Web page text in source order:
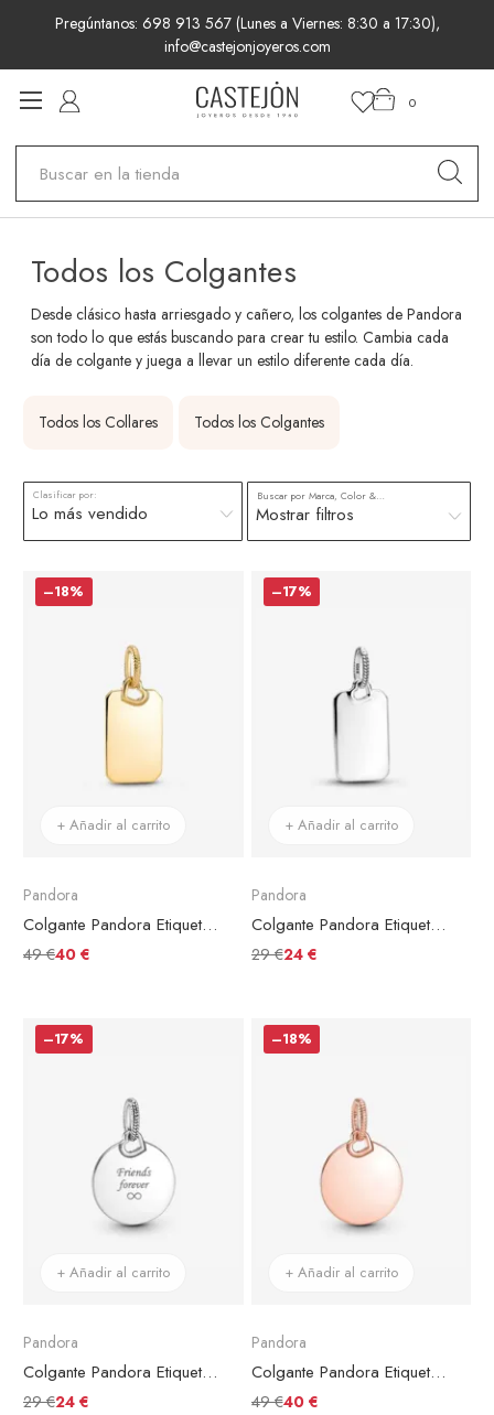
Pregúntanos: 698 913 567 (Lunes a Viernes: 8:30 a 17:30),
info@castejonjoyeros.com
0
Todos los Colgantes
Desde clásico hasta arriesgado y cañero, los colgantes de Pandora
son todo lo que estás buscando para crear tu estilo. Cambia cada
día de colgante y juega a llevar un estilo diferente cada día.
Todos los Collares Todos los Colgantes
Clasificar por: Buscar por Marca, Color & más
Mostrar filtros
–18%
+ Añadir al carrito
Pandora
Colgante Pandora Etiqueta Rectangular Grabable
49 €40 €
–17%
+ Añadir al carrito
Pandora
Colgante Pandora Etiqueta Rectangular Para Grabar
29 €24 €
–17%
+ Añadir al carrito
Pandora
Colgante Pandora Etiqueta Redonda Grabable
29 €24 €
–18%
+ Añadir al carrito
Pandora
Colgante Pandora Etiqueta Redonda Grabable Chapado en Oro Rosa
49 €40 €